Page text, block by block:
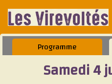
Programme
Samedi 4